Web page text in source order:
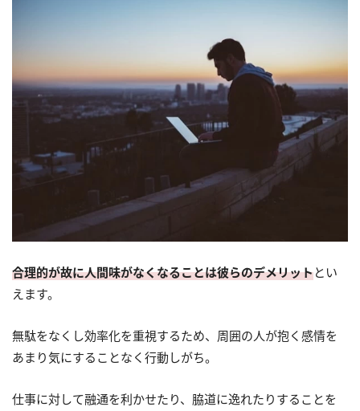
合理的が故に人間味がなくなることは彼らのデメリットとい
えます。
無駄をなくし効率化を重視するため、周囲の人が抱く感情を
あまり気にすることなく行動しがち。
仕事に対して融通を利かせたり、脇道に逸れたりすることを